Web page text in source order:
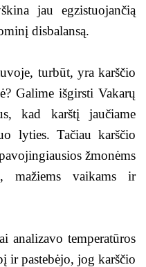
jau egzistuojančią
disbalansą.
turbūt, yra karščio
Galime išgirsti Vakarų
kad karštį jaučiame
lyties. Tačiau karščio
žmonėms
mažiems vaikams ir
analizavo temperatūros
ir pastebėjo, jog karščio